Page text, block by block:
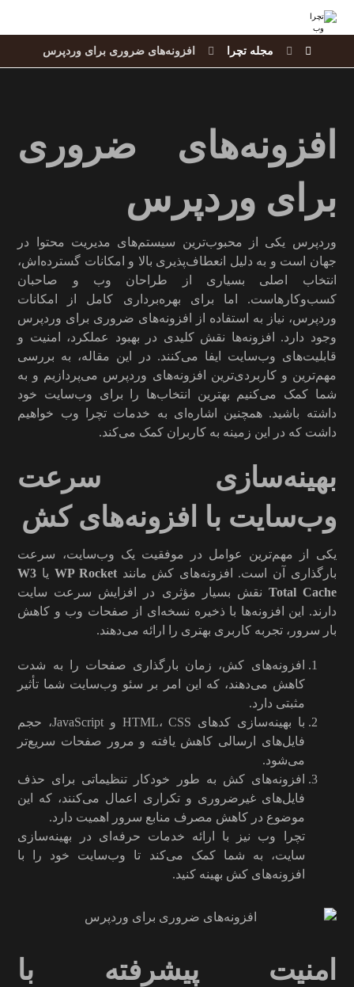
مجله تچرا افزونه‌های ضروری برای وردپرس
افزونه‌های ضروری
برای وردپرس
وردپرس یکی از محبوب‌ترین سیستم‌های مدیریت محتوا در
جهان است و به دلیل انعطاف‌پذیری بالا و امکانات گسترده‌اش،
انتخاب اصلی بسیاری از طراحان وب و صاحبان
کسب‌وکارهاست. اما برای بهره‌برداری کامل از امکانات
وردپرس، نیاز به استفاده از افزونه‌های ضروری برای وردپرس
وجود دارد. افزونه‌ها نقش کلیدی در بهبود عملکرد، امنیت و
قابلیت‌های وب‌سایت ایفا می‌کنند. در این مقاله، به بررسی
مهم‌ترین و کاربردی‌ترین افزونه‌های وردپرس می‌پردازیم و به
شما کمک می‌کنیم بهترین انتخاب‌ها را برای وب‌سایت خود
داشته باشید. همچنین اشاره‌ای به خدمات تچرا وب خواهیم
داشت که در این زمینه به کاربران کمک می‌کند.
بهینه‌سازی سرعت
وب‌سایت با افزونه‌های کش
یکی از مهم‌ترین عوامل در موفقیت یک وب‌سایت، سرعت
بارگذاری آن است. افزونه‌های کش مانند WP Rocket یا W3
Total Cache نقش بسیار مؤثری در افزایش سرعت سایت
دارند. این افزونه‌ها با ذخیره نسخه‌ای از صفحات وب و کاهش
بار سرور، تجربه کاربری بهتری را ارائه می‌دهند.
افزونه‌های کش، زمان بارگذاری صفحات را به شدت
کاهش می‌دهند، که این امر بر سئو وب‌سایت شما تأثیر
مثبتی دارد.
با بهینه‌سازی کدهای HTML، CSS و JavaScript، حجم
فایل‌های ارسالی کاهش یافته و مرور صفحات سریع‌تر
می‌شود.
افزونه‌های کش به طور خودکار تنظیماتی برای حذف
فایل‌های غیرضروری و تکراری اعمال می‌کنند، که این
موضوع در کاهش مصرف منابع سرور اهمیت دارد.
تچرا وب نیز با ارائه خدمات حرفه‌ای در بهینه‌سازی
سایت، به شما کمک می‌کند تا وب‌سایت خود را با
افزونه‌های کش بهینه کنید.
امنیت پیشرفته با